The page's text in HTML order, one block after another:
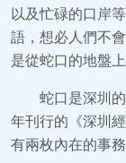
以及忙碌的口岸
語，想必人們不
是從蛇口的地盤上
蛇口是深圳
年刊行的《深圳
有兩枚內在的事務